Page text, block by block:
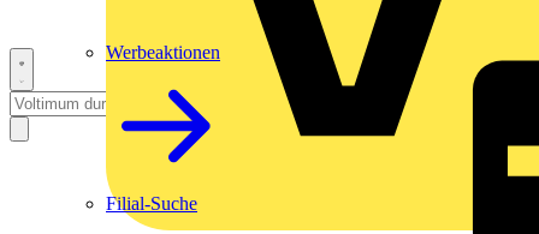
Werbeaktionen
Filial-Suche